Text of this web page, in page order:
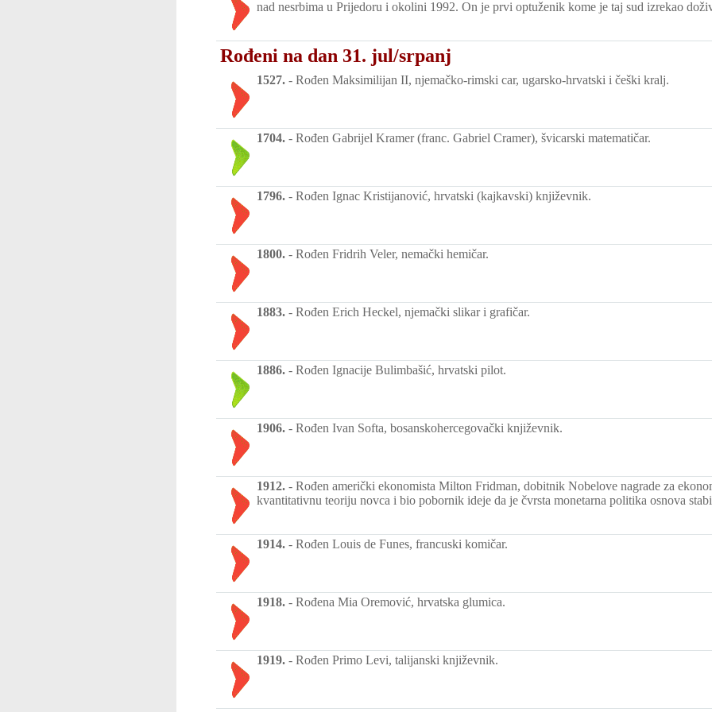
nad nesrbima u Prijedoru i okolini 1992. On je prvi optuženik kome je taj sud izrekao
Rođeni na dan 31. jul/srpanj
1527. - Rođen Maksimilijan II, njemačko-rimski car, ugarsko-hrvatski i češki kralj.
1704. - Rođen Gabrijel Kramer (franc. Gabriel Cramer), švicarski matematičar.
1796. - Rođen Ignac Kristijanović, hrvatski (kajkavski) književnik.
1800. - Rođen Fridrih Veler, nemački hemičar.
1883. - Rođen Erich Heckel, njemački slikar i grafičar.
1886. - Rođen Ignacije Bulimbašić, hrvatski pilot.
1906. - Rođen Ivan Softa, bosanskohercegovački književnik.
1912. - Rođen američki ekonomista Milton Fridman, dobitnik Nobelove nagrade za
kvantitativnu teoriju novca i bio pobornik ideje da je čvrsta monetarna politika osnova
1914. - Rođen Louis de Funes, francuski komičar.
1918. - Rođena Mia Oremović, hrvatska glumica.
1919. - Rođen Primo Levi, talijanski književnik.